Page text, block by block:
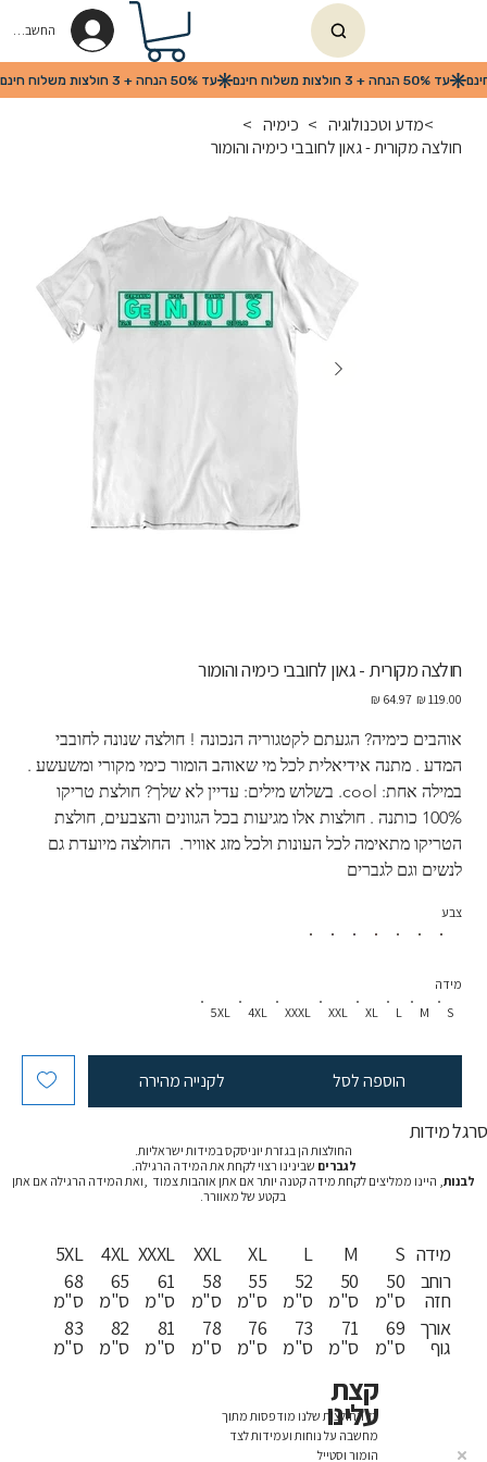
החשבון שלי
>מדע וטכנולוגיה > כימיה >
חולצה מקורית - גאון לחובבי כימיה והומור
חולצה מקורית - גאון לחובבי כימיה והומור
מחיר
מחיר
‏64.97 ‏₪
אוהבים כימיה? הגעתם לקטגוריה הנכונה ! חולצה שנונה לחובבי
המדע . מתנה אידיאלית לכל מי שאוהב הומור כימי מקורי ומשעשע .
במילה אחת: cool. בשלוש מילים: עדיין לא שלך? חולצת טריקו
100% כותנה . חולצות אלו מגיעות בכל הגוונים והצבעים, חולצת
הטריקו מתאימה לכל העונות ולכל מזג אוויר.  החולצה מיועדת גם
לנשים וגם לגברים
צבע
S
M
L
XL
XXL
XXXL
4XL
5XL
מידה
הוספה לסל לקנייה מהירה
סרגל מידות
החולצות הן בגזרת יוניסקס במידות ישראליות.
לגברים שבינינו רצוי לקחת את המידה הרגילה.
לבנות, היינו ממליצים לקחת מידה קטנה יותר אם אתן אוהבות צמוד ,ואת המידה הרגילה אם אתן
בקטע של מאוורר.
5XL
68
ס"מ
83
ס"מ
4XL
65
ס"מ
82
ס"מ
XXXL
61
ס"מ
81
ס"מ
XXL
58
ס"מ
78
ס"מ
XL
55
ס"מ
76
ס"מ
L
52
ס"מ
73
ס"מ
M
50
ס"מ
71
ס"מ
S
50
ס"מ
69
ס"מ
מידה
רוחב
חזה
אורך
גוף
כל החולצות שלנו מודפסות מתוך
מחשבה על נוחות ועמידות לצד
הומור וסטייל
קצת
עלינו